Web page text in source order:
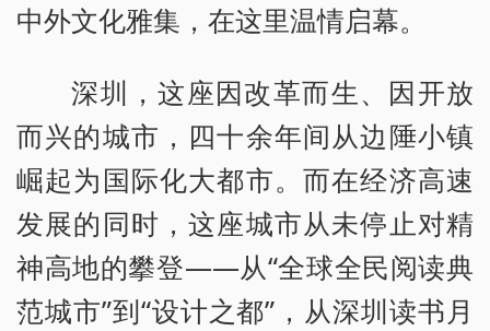
中外文化雅集，在这里温情启幕。
深圳，这座因改革而生、因开放
而兴的城市，四十余年间从边陲小镇
崛起为国际化大都市。而在经济高速
发展的同时，这座城市从未停止对精
神高地的攀登——从“全球全民阅读典
范城市”到“设计之都”，从深圳读书月